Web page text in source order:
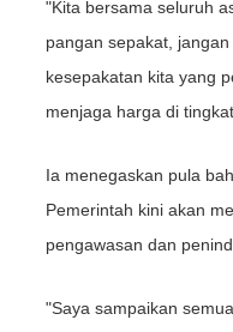
"Kita bersama seluruh
pangan sepakat,
kesepakatan kita yang
menjaga harga di
Ia menegaskan pula
Pemerintah kini akan
pengawasan dan
"Saya sampaikan